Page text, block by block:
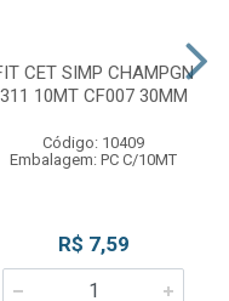
CET SIMP CHAMPGN
311 10MT CF007 30MM
Código: 10409
Embalagem: PC C/10MT
R$ 7,59